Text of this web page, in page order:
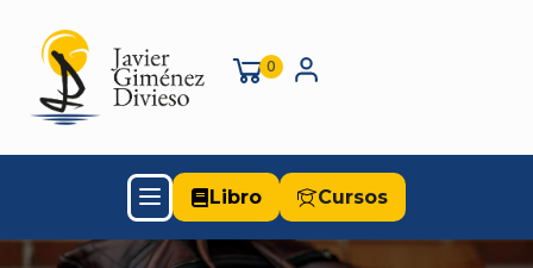
0
Libro Cursos